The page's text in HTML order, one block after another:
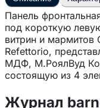
Панель
под короткую
витрин и мармитов
Refettorio,
МДФ, М.РоялВуд
состоящую из 4
Журнал